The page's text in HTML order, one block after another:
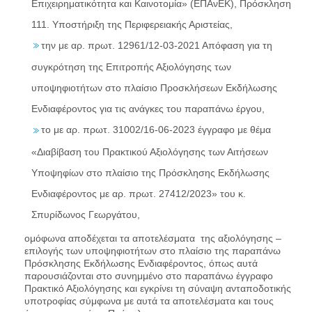
Επιχειρηματικότητα και Καινοτομία» (ΕΠΑνΕΚ), Πρόσκληση
111. Υποστήριξη της Περιφερειακής Αριστείας,
την με αρ. πρωτ. 12961/12-03-2021 Απόφαση για τη
συγκρότηση της Επιτροπής Αξιολόγησης των
υποψηφιοτήτων στο πλαίσιο Προσκλήσεων Εκδήλωσης
Ενδιαφέροντος για τις ανάγκες του παραπάνω έργου,
το με αρ. πρωτ. 31002/16-06-2023 έγγραφο με θέμα
«Διαβίβαση του Πρακτικού Αξιολόγησης των Αιτήσεων
Υποψηφίων στο πλαίσιο της Πρόσκλησης Εκδήλωσης
Ενδιαφέροντος με αρ. πρωτ. 27412/2023» του κ.
Σπυρίδωνος Γεωργάτου,
ομόφωνα αποδέχεται τα αποτελέσματα της αξιολόγησης –
επιλογής των υποψηφιοτήτων στο πλαίσιο της παραπάνω
Πρόσκλησης Εκδήλωσης Ενδιαφέροντος, όπως αυτά
παρουσιάζονται στο συνημμένο στο παραπάνω έγγραφο
Πρακτικό Αξιολόγησης και εγκρίνει τη σύναψη ανταποδοτικής
υποτροφίας σύμφωνα με αυτά τα αποτελέσματα και τους